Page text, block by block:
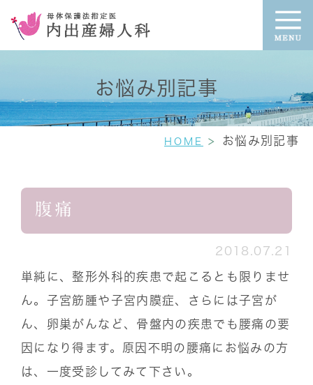
お悩み別記事
HOME お悩み別記事
腹痛
2018.07.21
単純に、整形外科的疾患で起こるとも限りませ
ん。子宮筋腫や子宮内膜症、さらには子宮が
ん、卵巣がんなど、骨盤内の疾患でも腰痛の要
因になり得ます。原因不明の腰痛にお悩みの方
は、一度受診してみて下さい。